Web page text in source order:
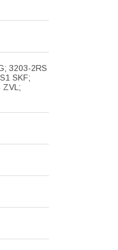
3203-2RS
SKF;
ZVL;